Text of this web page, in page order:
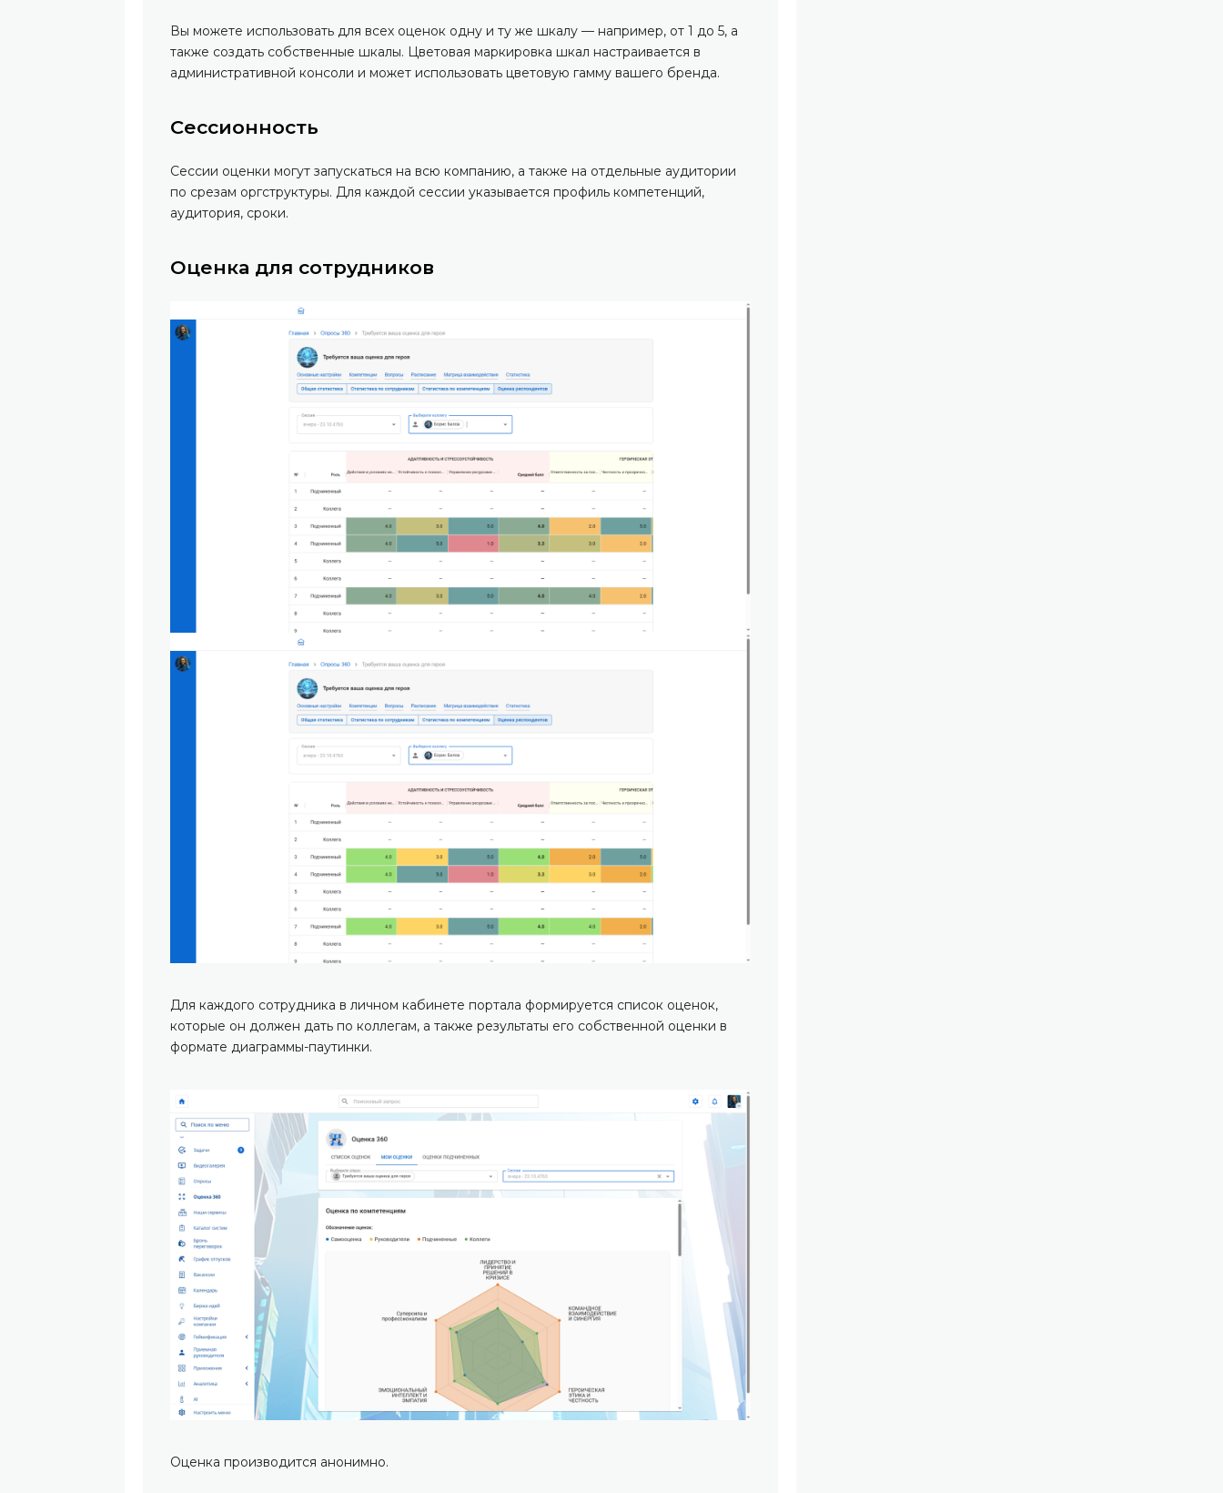
Вы можете использовать для всех оценок одну и ту же шкалу — например, от 1 до 5, а
также создать собственные шкалы. Цветовая маркировка шкал настраивается в
административной консоли и может использовать цветовую гамму вашего бренда.
Сессионность
Сессии оценки могут запускаться на всю компанию, а также на отдельные аудитории
по срезам оргструктуры. Для каждой сессии указывается профиль компетенций,
аудитория, сроки.
Оценка для сотрудников
Для каждого сотрудника в личном кабинете портала формируется список оценок,
которые он должен дать по коллегам, а также результаты его собственной оценки в
формате диаграммы-паутинки.
Оценка производится анонимно.